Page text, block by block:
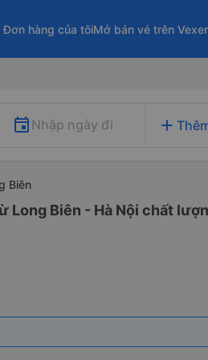
Đơn hàng của tôiMở bán vé trên
Nhập ngày đi add
Biên
Biên - Hà Nội chất